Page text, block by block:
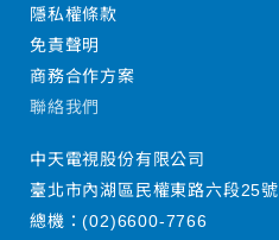
隱私權條款
免責聲明
商務合作方案
聯絡我們
中天電視股份有限公司
臺北市內湖區民權東路六段25號
總機：(02)6600-7766